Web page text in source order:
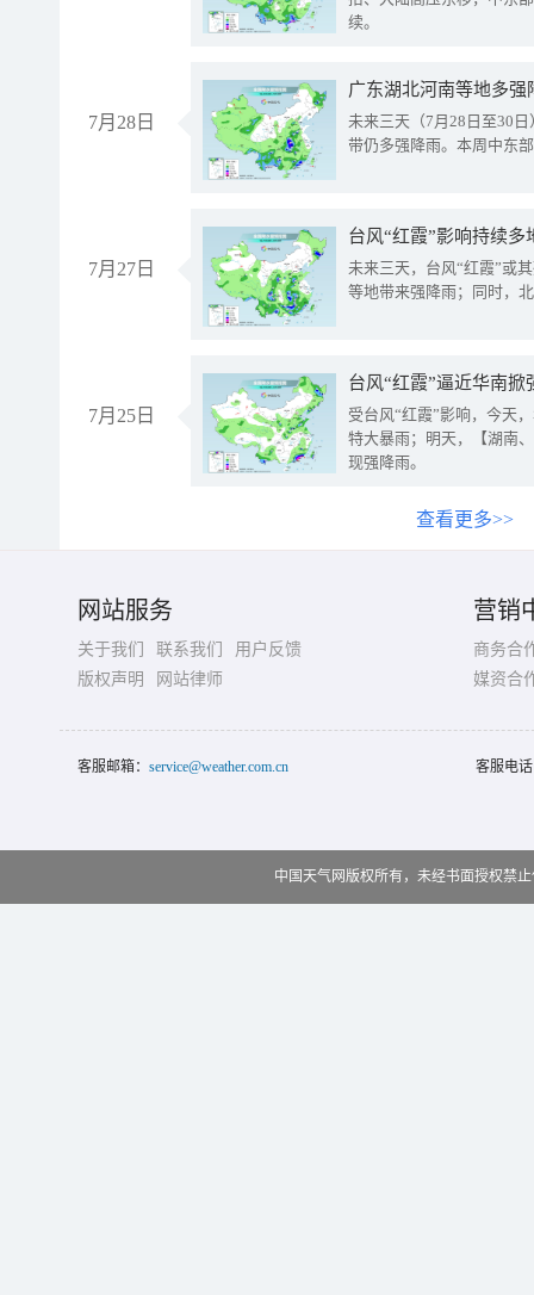
续。
7月28日
广东湖北河南等地多
未来三天（7月28日至30
带仍多强降雨。本周中东
7月27日
台风“红霞”影响持续
未来三天，台风“红霞”或
等地带来强降雨；同时，
7月25日
台风“红霞”逼近华南
受台风“红霞”影响，今天
特大暴雨；明天，【湖南
现强降雨。
查看更多>>
网站服务
关于我们 联系我们
用户反馈
版权声明
网站律师
营销
商务合
媒资合
客服邮箱： service@weather.com.cn 客服电
中国天气网版权所有，未经书面授权